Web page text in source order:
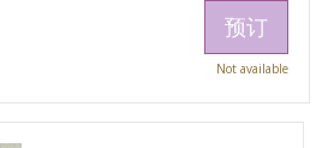
预订
Not available